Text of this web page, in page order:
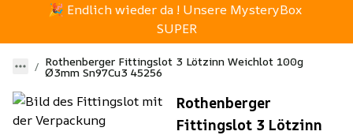
🎉 Endlich wieder da ! Unsere MysteryBox
SUPER
Rothenberger Fittingslot 3 Lötzinn Weichlot 100g
Ø3mm Sn97Cu3 45256
Rothenberger
Fittingslot 3 Lötzinn